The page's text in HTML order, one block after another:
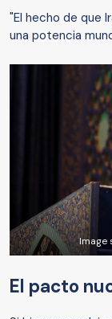
"El hecho de que
una potencia
Image
El pacto